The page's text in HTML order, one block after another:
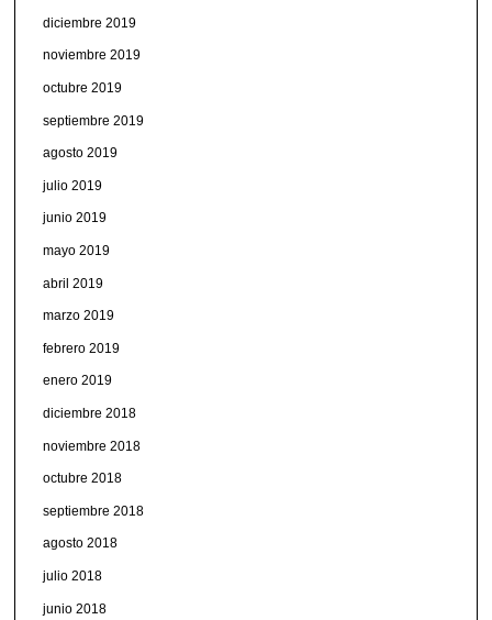
diciembre 2019
noviembre 2019
octubre 2019
septiembre 2019
agosto 2019
julio 2019
junio 2019
mayo 2019
abril 2019
marzo 2019
febrero 2019
enero 2019
diciembre 2018
noviembre 2018
octubre 2018
septiembre 2018
agosto 2018
julio 2018
junio 2018